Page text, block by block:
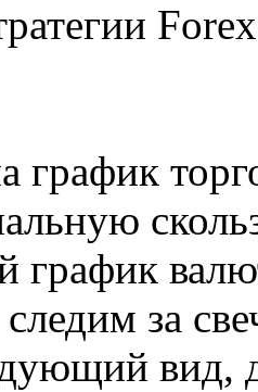
график
график
следим за
вид,